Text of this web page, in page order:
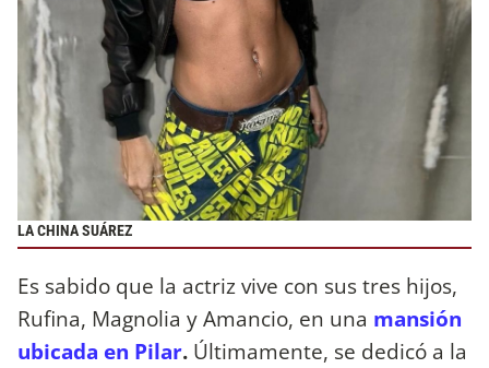
LA CHINA SUÁREZ
Es sabido que la actriz vive con sus tres hijos,
Rufina, Magnolia y Amancio, en una mansión
ubicada en Pilar. Últimamente, se dedicó a la